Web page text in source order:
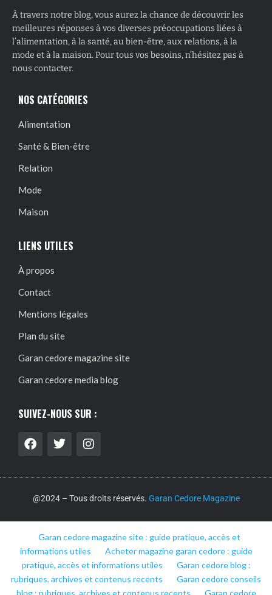
À travers notre blog, vous aurez la chance de découvrir les
meilleures réponses à vos diverses préoccupations liées à
l’alimentation, à la santé, au bien-être, aux relations, à la
mode et à la maison. Pour tous vos besoins, n’hésitez pas à
nous contacter.
NOS CATÉGORIES
Alimentation
Santé & Bien-être
Relation
Mode
Maison
LIENS UTILES
À propos
Contact
Mentions légales
Plan du site
Garan cedore magazine site
Garan cedore media blog
SUIVEZ-NOUS SUR :
@2024 – Tous droits réservés. Garan Cedore Magazine
Garan cedore magazine site : guide pratique, accès et
informations utiles
Acheter magazine garan cedore : guide
pratique, accès et informations utiles
Garan cedore blog :
rubriques, archives et contenus recents
Garan cedore conseils